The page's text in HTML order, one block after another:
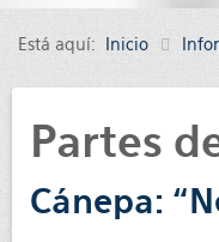
Está aquí: Inicio
Partes
Cánepa: